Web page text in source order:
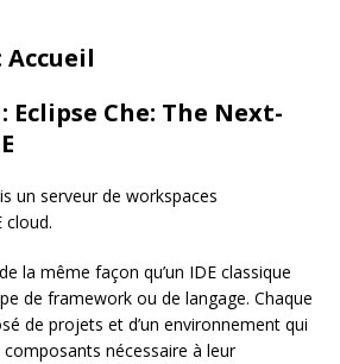
Accueil
Eclipse Che: The Next-
un serveur de workspaces
cloud.
la même façon qu’un IDE classique
de framework ou de langage. Chaque
de projets et d’un environnement qui
composants nécessaire à leur